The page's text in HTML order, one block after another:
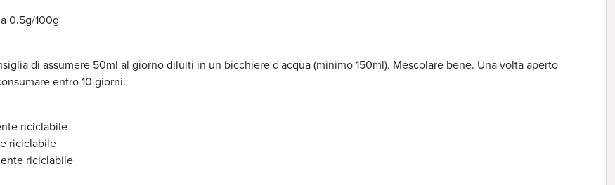
0.5g/100g
di assumere 50ml al giorno diluiti in un bicchiere d'acqua (minimo 150ml). Mescolare bene. Una volta aperto
entro 10 giorni.
riciclabile
riciclabile
riciclabile